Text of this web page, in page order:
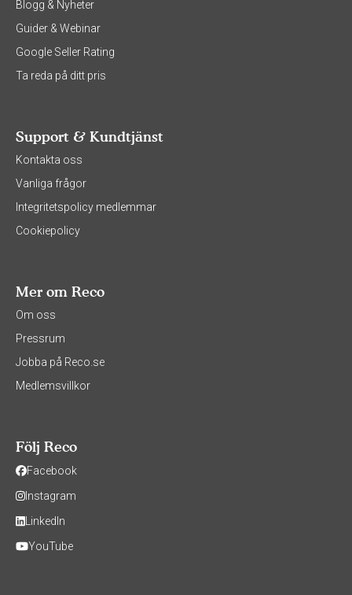
Blogg & Nyheter
Guider & Webinar
Google Seller Rating
Ta reda på ditt pris
Support & Kundtjänst
Kontakta oss
Vanliga frågor
Integritetspolicy medlemmar
Cookiepolicy
Mer om Reco
Om oss
Pressrum
Jobba på Reco.se
Medlemsvillkor
Följ Reco
Facebook
Instagram
LinkedIn
YouTube